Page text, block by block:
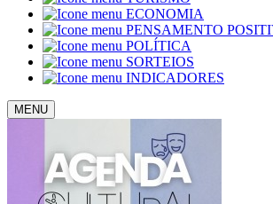
ECONOMIA
PENSAMENTO
POLÍTICA
SORTEIOS
INDICADORES
MENU